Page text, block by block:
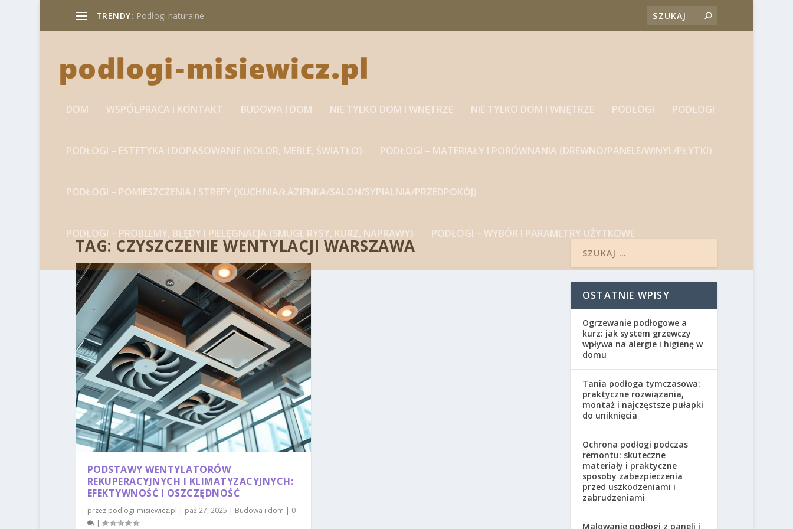
TRENDY: Podłogi naturalne
DOM WSPÓŁPRACA I KONTAKT BUDOWA I DOM NIE TYLKO DOM I WNĘTRZE NIE TYLKO DOM I WNĘTRZE PODŁOGI PODŁOGI
PODŁOGI – ESTETYKA I DOPASOWANIE (KOLOR, MEBLE, ŚWIATŁO) PODŁOGI – MATERIAŁY I PORÓWNANIA (DREWNO/PANELE/WINYL/PŁYTKI)
PODŁOGI – POMIESZCZENIA I STREFY (KUCHNIA/ŁAZIENKA/SALON/SYPIALNIA/PRZEDPOKÓJ)
PODŁOGI – PROBLEMY, BŁĘDY I PIELĘGNACJA (SMUGI, RYSY, KURZ, NAPRAWY) PODŁOGI – WYBÓR I PARAMETRY UŻYTKOWE
TAG: CZYSZCZENIE WENTYLACJI WARSZAWA
PODSTAWY WENTYLATORÓW
REKUPERACYJNYCH I KLIMATYZACYJNYCH:
EFEKTYWNOŚĆ I OSZCZĘDNOŚĆ
przez podlogi-misiewicz.pl | paź 27, 2025 | Budowa i dom | 0
|
OSTATNIE WPISY
Ogrzewanie podłogowe a
kurz: jak system grzewczy
wpływa na alergie i higienę w
domu
Tania podłoga tymczasowa:
praktyczne rozwiązania,
montaż i najczęstsze pułapki
do uniknięcia
Ochrona podłogi podczas
remontu: skuteczne
materiały i praktyczne
sposoby zabezpieczenia
przed uszkodzeniami i
zabrudzeniami
Malowanie podłogi z paneli i